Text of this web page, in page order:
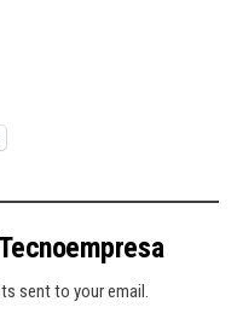
sent to your email.